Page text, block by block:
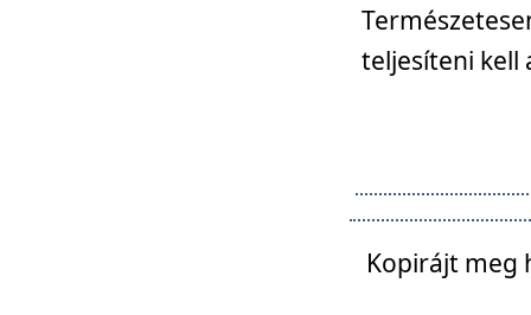
teljesíteni kell
Kopirájt meg